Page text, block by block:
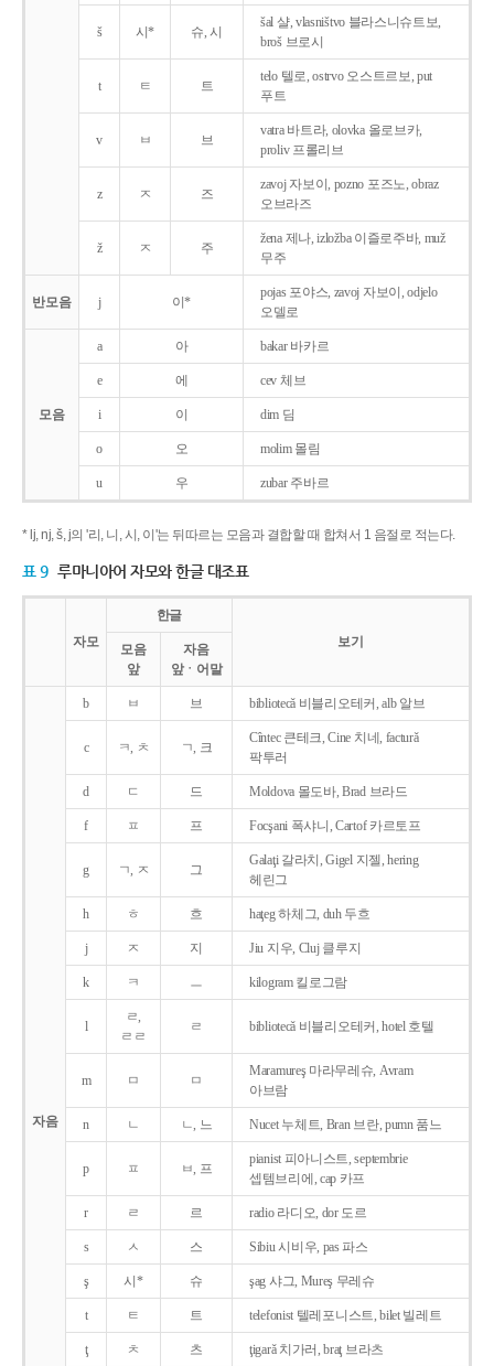
š 시* 슈, 시
šal 샬, vlasništvo 블라스니슈트보,
broš 브로시
t ㅌ 트
telo 텔로, ostrvo 오스트르보, put
푸트
v ㅂ 브
vatra 바트라, olovka 올로브카,
proliv 프롤리브
z ㅈ 즈
zavoj 자보이, pozno 포즈노, obraz
오브라즈
ž ㅈ 주
žena 제나, izložba 이즐로주바, muž
무주
반모음 j 이*
pojas 포야스, zavoj 자보이, odjelo
오델로
모음
a 아 bakar 바카르
e 에 cev 체브
i 이 dim 딤
o 오 molim 몰림
u 우 zubar 주바르
* lj, nj, š, j의 '리, 니, 시, 이'는 뒤따르는 모음과 결합할 때 합쳐서 1 음절로 적는다.
표 9 루마니아어 자모와 한글 대조표
자모
한글
보기
모음
앞
자음
앞ㆍ어말
자음
b ㅂ 브 bibliotecǎ 비블리오테커, alb 알브
c ㅋ, ㅊ ㄱ, 크
Cîntec 큰테크, Cine 치네, facturǎ
팍투러
d ㄷ 드 Moldova 몰도바, Brad 브라드
f ㅍ 프 Focşani 폭샤니, Cartof 카르토프
g ㄱ, ㅈ 그
Galaţi 갈라치, Gigel 지젤, hering
헤린그
h ㅎ 흐 haţeg 하체그, duh 두흐
j ㅈ 지 Jiu 지우, Cluj 클루지
k ㅋ ㅡ kilogram 킬로그람
l
ㄹ,
ㄹㄹ
ㄹ bibliotecǎ 비블리오테커, hotel 호텔
m ㅁ ㅁ
Maramureş 마라무레슈, Avram
아브람
n ㄴ ㄴ, 느 Nucet 누체트, Bran 브란, pumn 품느
p ㅍ ㅂ, 프
pianist 피아니스트, septembrie
셉템브리에, cap 카프
r ㄹ 르 radio 라디오, dor 도르
s ㅅ 스 Sibiu 시비우, pas 파스
ş 시* 슈 şag 샤그, Mureş 무레슈
t ㅌ 트 telefonist 텔레포니스트, bilet 빌레트
ţ ㅊ 츠 ţigarǎ 치가러, braţ 브라츠